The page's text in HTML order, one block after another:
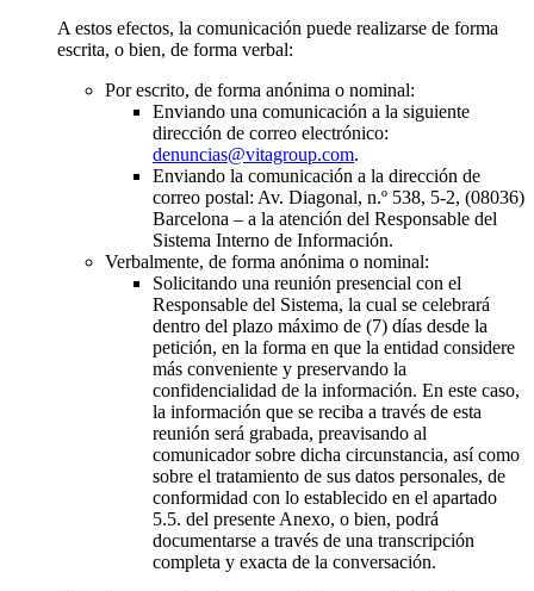
A estos efectos, la comunicación puede realizarse de forma
escrita, o bien, de forma verbal:
Por escrito, de forma anónima o nominal:
Enviando una comunicación a la siguiente
dirección de correo electrónico:
denuncias@vitagroup.com.
Enviando la comunicación a la dirección de
correo postal: Av. Diagonal, n.º 538, 5-2, (08036)
Barcelona – a la atención del Responsable del
Sistema Interno de Información.
Verbalmente, de forma anónima o nominal:
Solicitando una reunión presencial con el
Responsable del Sistema, la cual se celebrará
dentro del plazo máximo de (7) días desde la
petición, en la forma en que la entidad considere
más conveniente y preservando la
confidencialidad de la información. En este caso,
la información que se reciba a través de esta
reunión será grabada, preavisando al
comunicador sobre dicha circunstancia, así como
sobre el tratamiento de sus datos personales, de
conformidad con lo establecido en el apartado
5.5. del presente Anexo, o bien, podrá
documentarse a través de una transcripción
completa y exacta de la conversación.